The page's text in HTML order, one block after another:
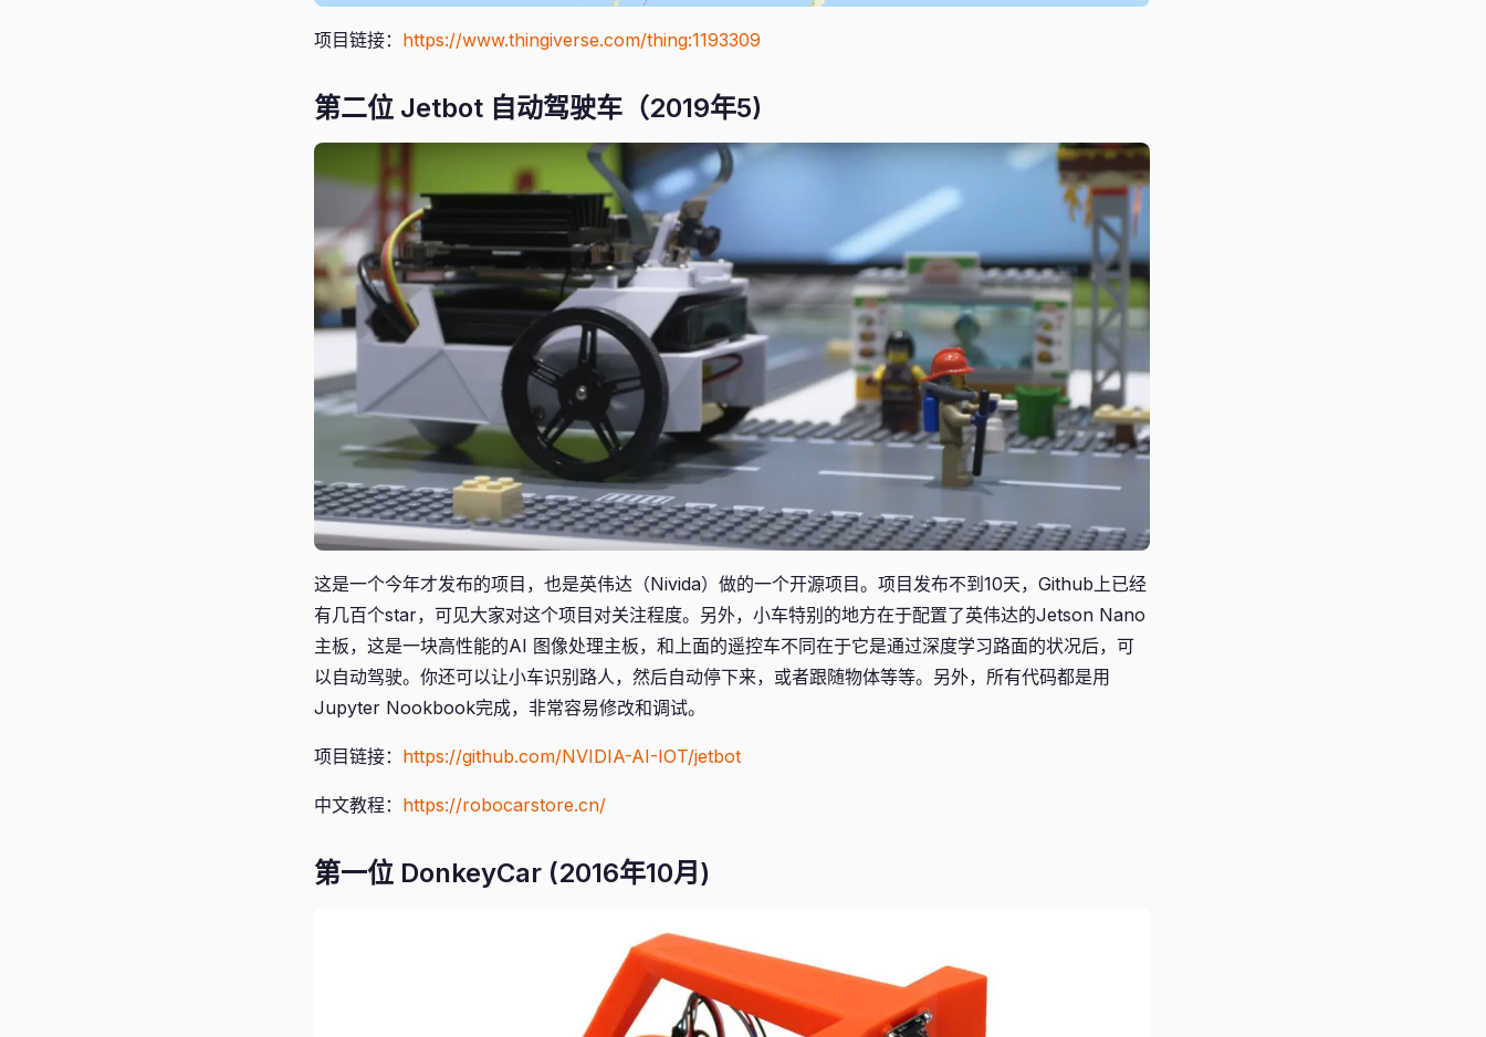
项目链接： https://www.thingiverse.com/thing:1193309
第二位 Jetbot 自动驾驶车（2019年5)
这是一个今年才发布的项目，也是英伟达（Nivida）做的一个开源项目。项目发布不到10天，Github上已经
有几百个star，可见大家对这个项目对关注程度。另外，小车特别的地方在于配置了英伟达的Jetson Nano
主板，这是一块高性能的AI 图像处理主板，和上面的遥控车不同在于它是通过深度学习路面的状况后，可
以自动驾驶。你还可以让小车识别路人，然后自动停下来，或者跟随物体等等。另外，所有代码都是用
Jupyter Nookbook完成，非常容易修改和调试。
项目链接： https://github.com/NVIDIA-AI-IOT/jetbot
中文教程： https://robocarstore.cn/
第一位 DonkeyCar (2016年10月)